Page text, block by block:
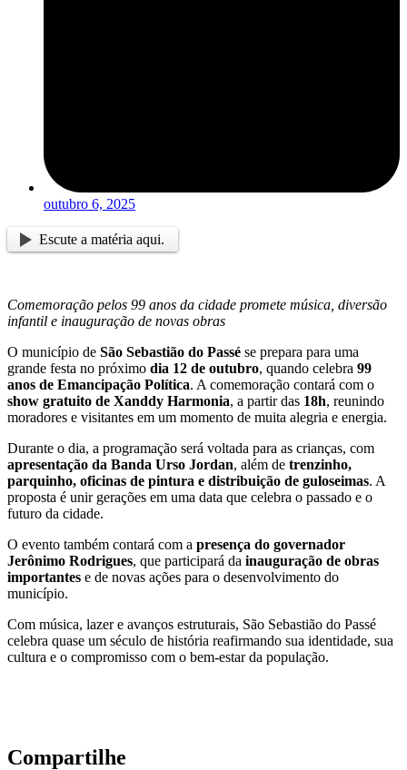
outubro 6, 2025
Escute a matéria aqui.
Comemoração pelos 99 anos da cidade promete música, diversão
infantil e inauguração de novas obras
O município de São Sebastião do Passé se prepara para uma
grande festa no próximo dia 12 de outubro, quando celebra 99
anos de Emancipação Política. A comemoração contará com o
show gratuito de Xanddy Harmonia, a partir das 18h, reunindo
moradores e visitantes em um momento de muita alegria e energia.
Durante o dia, a programação será voltada para as crianças, com
apresentação da Banda Urso Jordan, além de trenzinho,
parquinho, oficinas de pintura e distribuição de guloseimas. A
proposta é unir gerações em uma data que celebra o passado e o
futuro da cidade.
O evento também contará com a presença do governador
Jerônimo Rodrigues, que participará da inauguração de obras
importantes e de novas ações para o desenvolvimento do
município.
Com música, lazer e avanços estruturais, São Sebastião do Passé
celebra quase um século de história reafirmando sua identidade, sua
cultura e o compromisso com o bem-estar da população.
Compartilhe